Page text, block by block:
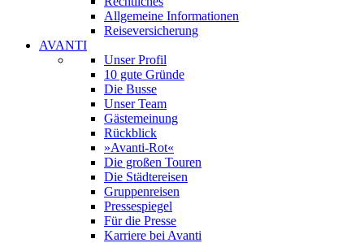
Allgemeine Informationen
Reiseversicherung
AVANTI
Unser Profil
10 gute Gründe
Die Busse
Unser Team
Gästemeinung
Rückblick
»Avanti-Rot«
Die großen Touren
Die Städtereisen
Gruppenreisen
Pressespiegel
Für die Presse
Karriere bei Avanti